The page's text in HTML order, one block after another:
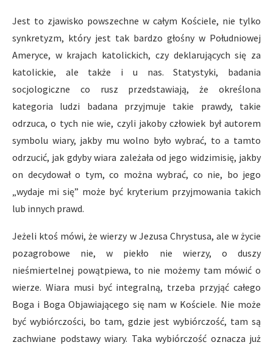
Jest to zjawisko powszechne w całym Kościele, nie tylko
synkretyzm, który jest tak bardzo głośny w Południowej
Ameryce, w krajach katolickich, czy deklarujących się za
katolickie, ale także i u nas. Statystyki, badania
socjologiczne co rusz przedstawiają, że określona
kategoria ludzi badana przyjmuje takie prawdy, takie
odrzuca, o tych nie wie, czyli jakoby człowiek był autorem
symbolu wiary, jakby mu wolno było wybrać, to a tamto
odrzucić, jak gdyby wiara zależała od jego widzimisię, jakby
on decydował o tym, co można wybrać, co nie, bo jego
„wydaje mi się” może być kryterium przyjmowania takich
lub innych prawd.
Jeżeli ktoś mówi, że wierzy w Jezusa Chrystusa, ale w życie
pozagrobowe nie, w piekło nie wierzy, o duszy
nieśmiertelnej powątpiewa, to nie możemy tam mówić o
wierze. Wiara musi być integralną, trzeba przyjąć całego
Boga i Boga Objawiającego się nam w Kościele. Nie może
być wybiórczości, bo tam, gdzie jest wybiórczość, tam są
zachwiane podstawy wiary. Taka wybiórczość oznacza już